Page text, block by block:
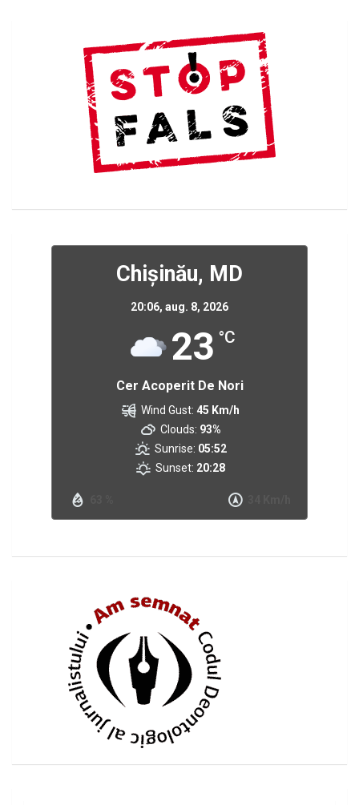
Chișinău, MD
20:06, aug. 8, 2026
23 °C
Cer Acoperit De Nori
Wind Gust: 45 Km/h
Clouds: 93%
Sunrise: 05:52
Sunset: 20:28